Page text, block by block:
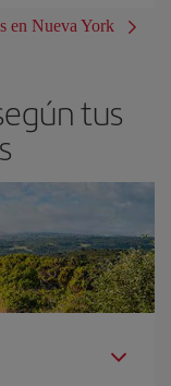
en Nueva York
tus